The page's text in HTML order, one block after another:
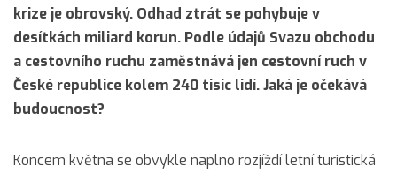
krize je obrovský. Odhad ztrát se pohybuje v
desítkách miliard korun. Podle údajů Svazu obchodu
a cestovního ruchu zaměstnává jen cestovní ruch v
České republice kolem 240 tisíc lidí. Jaká je očekává
budoucnost?
Koncem května se obvykle naplno rozjíždí letní turistická